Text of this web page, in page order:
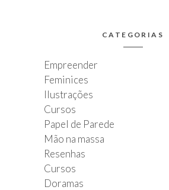
CATEGORIAS
Empreender
Feminices
Ilustrações
Cursos
Papel de Parede
Mão na massa
Resenhas
Cursos
Doramas